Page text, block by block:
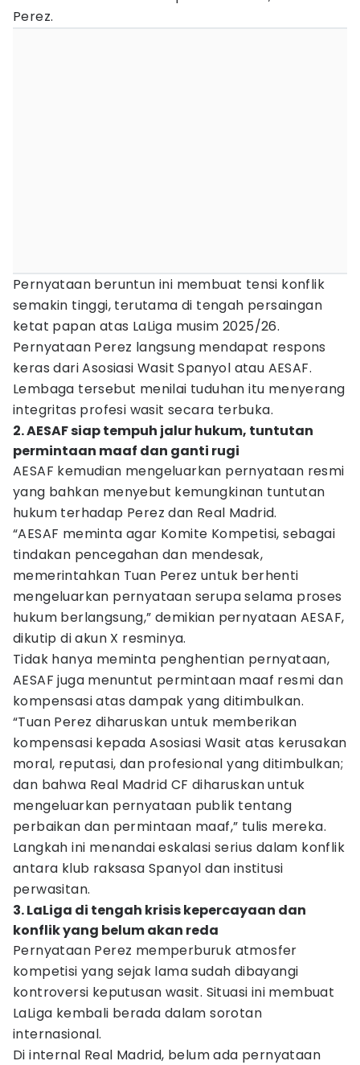
Perez.
Pernyataan beruntun ini membuat tensi konflik
semakin tinggi, terutama di tengah persaingan
ketat papan atas LaLiga musim 2025/26.
Pernyataan Perez langsung mendapat respons
keras dari Asosiasi Wasit Spanyol atau AESAF.
Lembaga tersebut menilai tuduhan itu menyerang
integritas profesi wasit secara terbuka.
2. AESAF siap tempuh jalur hukum, tuntutan
permintaan maaf dan ganti rugi
AESAF kemudian mengeluarkan pernyataan resmi
yang bahkan menyebut kemungkinan tuntutan
hukum terhadap Perez dan Real Madrid.
“AESAF meminta agar Komite Kompetisi, sebagai
tindakan pencegahan dan mendesak,
memerintahkan Tuan Perez untuk berhenti
mengeluarkan pernyataan serupa selama proses
hukum berlangsung,” demikian pernyataan AESAF,
dikutip di akun X resminya.
Tidak hanya meminta penghentian pernyataan,
AESAF juga menuntut permintaan maaf resmi dan
kompensasi atas dampak yang ditimbulkan.
“Tuan Perez diharuskan untuk memberikan
kompensasi kepada Asosiasi Wasit atas kerusakan
moral, reputasi, dan profesional yang ditimbulkan;
dan bahwa Real Madrid CF diharuskan untuk
mengeluarkan pernyataan publik tentang
perbaikan dan permintaan maaf,” tulis mereka.
Langkah ini menandai eskalasi serius dalam konflik
antara klub raksasa Spanyol dan institusi
perwasitan.
3. LaLiga di tengah krisis kepercayaan dan
konflik yang belum akan reda
Pernyataan Perez memperburuk atmosfer
kompetisi yang sejak lama sudah dibayangi
kontroversi keputusan wasit. Situasi ini membuat
LaLiga kembali berada dalam sorotan
internasional.
Di internal Real Madrid, belum ada pernyataan